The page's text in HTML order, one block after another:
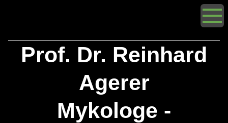
Prof. Dr. Reinhard
Agerer
Mykologe -